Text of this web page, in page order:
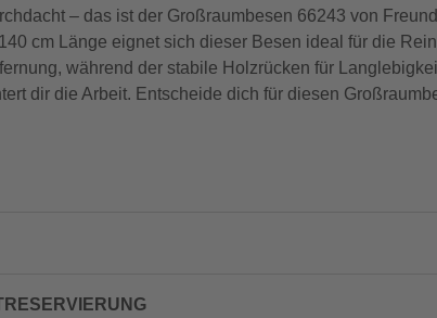
– das ist der Großraumbesen 66243 von
cm Länge eignet sich dieser Besen ideal für die
während der stabile Holzrücken für
dir die Arbeit. Entscheide dich für diesen